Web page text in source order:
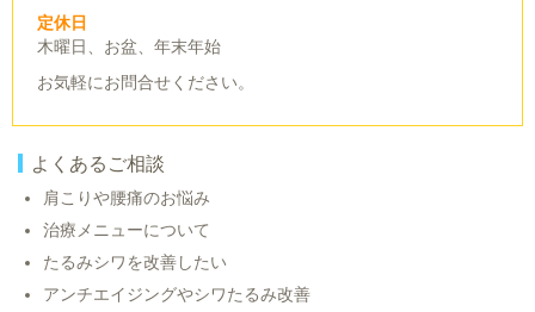
定休日
木曜日、お盆、年末年始
お気軽にお問合せください。
よくあるご相談
肩こりや腰痛のお悩み
治療メニューについて
たるみシワを改善したい
アンチエイジングやシワたるみ改善